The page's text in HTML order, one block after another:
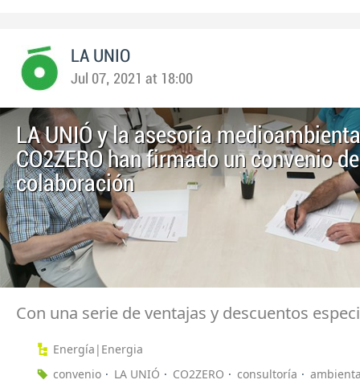
LA UNIO
Jul 07, 2021 at 18:00
LA UNIÓ y la asesoría
CO2ZERO han firmado un convenio de
colaboración
Con una serie de ventajas y descuentos
Energía|Energia
convenio
LA UNIÓ CO2ZERO consultoría